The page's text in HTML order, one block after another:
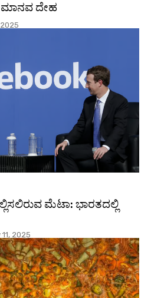
ಮಾನವ ದೇಹ
ನಿಲ್ಲಿಸಲಿರುವ ಮೆಟಾ: ಭಾರತದಲ್ಲಿ
2025